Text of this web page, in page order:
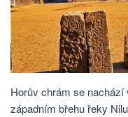
Horův chrám se
západním břehu řeky